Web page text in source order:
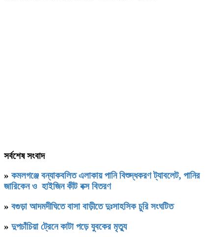
সর্বশেষ সংবাদ
» কমলগঞ্জে বন্যাকবলিত এলাকায় পানি বিশুদ্ধকরণ ট্যাবলেট, পানির
জারিকেন ও হাইজিন কীট বক্স বিতরণ
» বগুড়া আদমদীঘিতে বাসা বাড়ীতে দুঃসাহসিক চুরি সংঘটিত
» দুপচাঁচিয়া ট্রেনে কাটা পড়ে যুবকের মৃত্যু